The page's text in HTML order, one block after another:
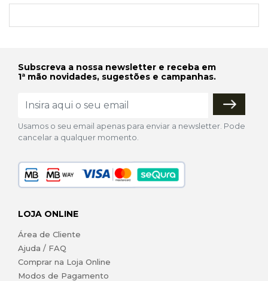
Subscreva a nossa newsletter e receba em
1ª mão novidades, sugestões e campanhas.
Usamos o seu email apenas para enviar a newsletter. Pode
cancelar a qualquer momento.
LOJA ONLINE
Área de Cliente
Ajuda / FAQ
Comprar na Loja Online
Modos de Pagamento